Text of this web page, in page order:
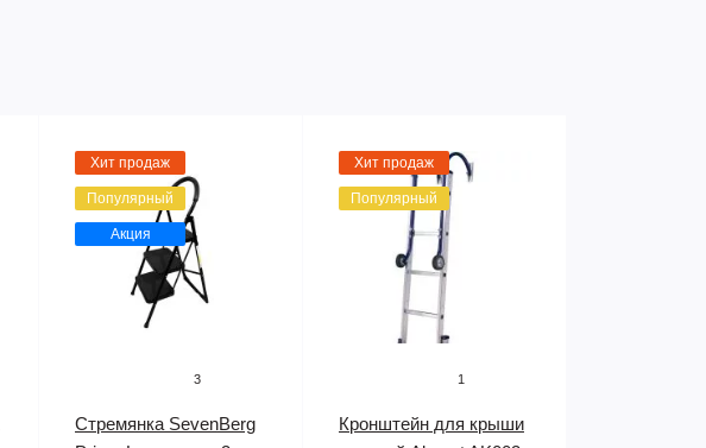
Хит продаж
Популярный
Акция
3
Стремянка SevenBerg
Хит продаж
Популярный
1
Кронштейн для крыши